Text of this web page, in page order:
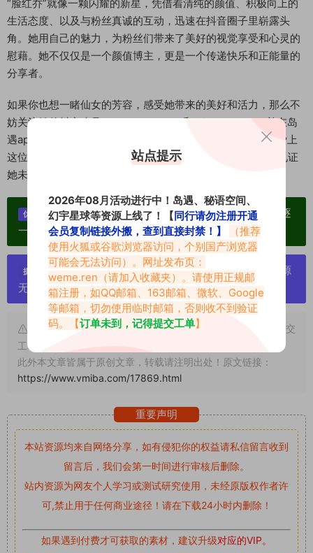
“脸红乔”就像一颗闪耀的新星，凭借着清纯的颜值、积极向上的
生活态度、以及与粉丝真诚的互动，迅速在抖音圈子里崭露头
角。她用自己的魅力，为粉丝们带来了美好的视觉享受和心灵的
慰藉。她不仅仅是一个颜值博主，更是一个传递快乐和正能量的
分享者。
如果你也想一睹仙女的芳容，感受她带来的美好和活力，那么不
妨关注她的抖音账号：55320180576 和 qiao888624，并在岛
遇app圈子中，与她一起分享生活中的点滴。相信你一定会爱上
这位颜值与魅力并存的“脸红乔”，成为她忠实的粉丝，一起见证
她未来的成长与蜕变！
优势：
单个博主作品统一整合分享、素材高度去重复、逐
一归档方便收藏！
提示：
严禁搬运资源链接，一经发现封号处理，素材资源
无露点、需求请绕道，关闭本站网页！
申明：本文资源均来源网友分享，若侵犯了您的权限可以提交
工单处理。
此外本文章皆属于原创文章，转载请注明出处！原文链接：
https://www.vmiba.com/17869.html
重要声明
本站资源均来自网络分享，如有侵犯你的权益请私信留言收到
留言后，我们会第一时间进行审核后删除。
站内资源为网友个人学习或测试研究使用，未经原版权作者许
可,禁止用于任何商业途径！请在下载24小时内删除！
如果遇到付费才可获取的素材，建议升级对应的VIP。
站点提示
2026年08月活动进行中！岛遇、秘语空间、
幻宇星球等资源上线了！【同行请勿注册开通
会员复制链接外搬，查到直接封禁！】
（推荐
使用火狐或谷歌浏览器访问，个别国产浏览器
可能会无法访问）。网址发布页：
weme.ren （请加入收藏夹）。请使用正规邮
箱注册，如QQ邮箱、163邮箱、微软、Google
等邮箱，切勿使用临时邮箱，否则收不到验证
码。【订单未到，记得提交工单】